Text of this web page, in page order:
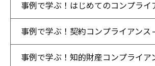
事例で学ぶ！はじめてのコンプライ
事例で学ぶ！契約コンプライアン
事例で学ぶ！知的財産コンプライ